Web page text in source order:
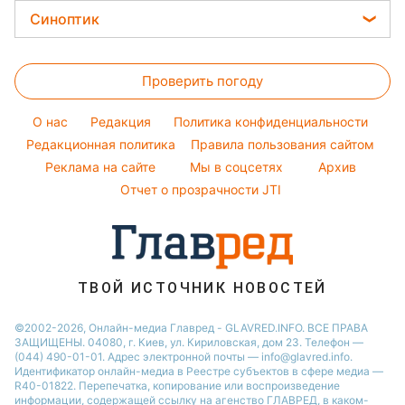
Новости Днепра
София Ротару
Ольга Сумская
Филипп Киркоров
Елена Зеленская
Ани Лорак
Кейт Миддлтон
Алла Пугачева
Легкие десерты
Праздничное меню
Авто
Стирка
Комнатные растения
Цены на продукты
Денежная помощь
Курс валют
Синоптик
Магнитные бури
Погода на сегодня
Погода на завтра
Пылевая буря
Проверить погоду
O нас Редакция
Политика конфиденциальности
Редакционная политика
Правила пользования сайтом
Реклама на сайте
Мы в соцсетях
Архив
Отчет о прозрачности JTI
ТВОЙ ИСТОЧНИК НОВОСТЕЙ
©2002-2026, Онлайн-медиа Главред - GLAVRED.INFO. ВСЕ ПРАВА
ЗАЩИЩЕНЫ. 04080, г. Киев, ул. Кириловская, дом 23. Телефон —
(044) 490-01-01. Адрес электронной почты — info@glavred.info.
Идентификатор онлайн-медиа в Реестре cубъектов в сфере медиа —
R40-01822. Перепечатка, копирование или воспроизведение
информации, содержащей ссылку на агенство ГЛАВРЕД, в каком-